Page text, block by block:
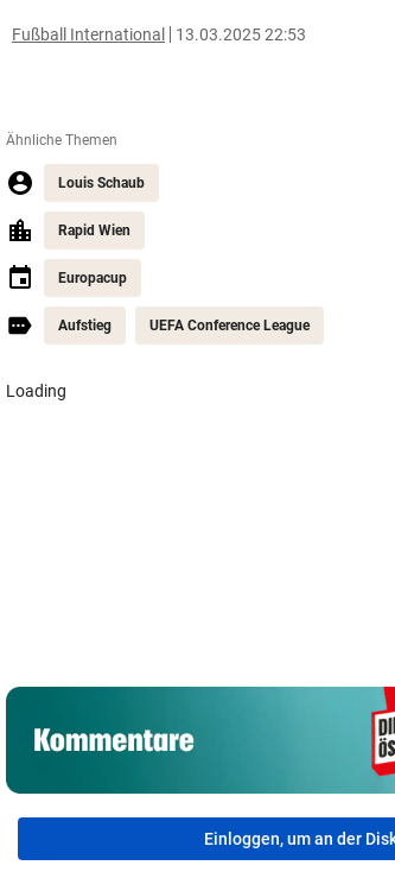
Fußball International 13.03.2025 22:53
Ähnliche Themen
Louis Schaub
Rapid Wien
Europacup
Aufstieg UEFA Conference League
Einloggen, um an der